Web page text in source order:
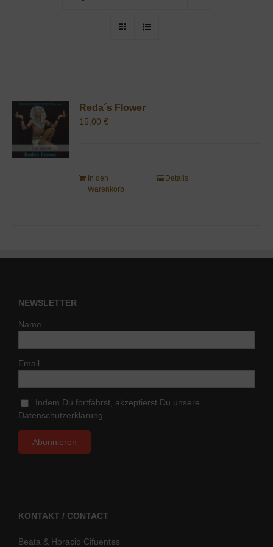
Reda´s Flower
15,00€
In den
Warenkorb
Details
NEWSLETTER
Name
Email
Indem Du fortfährst, akzeptierst Du unsere
Datenschutzerklärung.
KONTAKT / CONTACT
Beata & Horacio Cifuentes